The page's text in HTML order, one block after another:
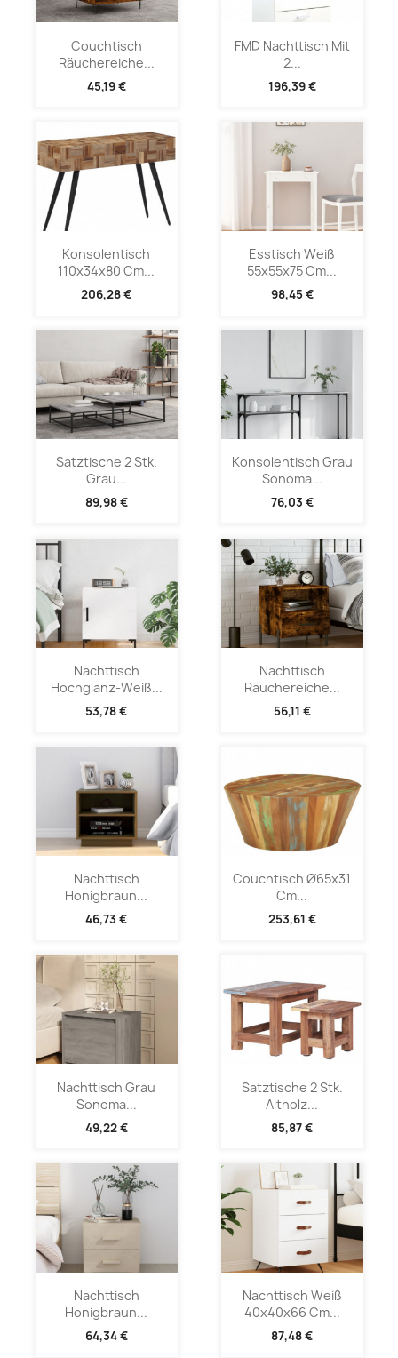
Couchtisch
Räuchereiche...
45,19 €
FMD Nachttisch Mit
2...
196,39 €
Konsolentisch
110x34x80 Cm...
206,28 €
Esstisch Weiß
55x55x75 Cm...
98,45 €
Satztische 2 Stk.
Grau...
89,98 €
Konsolentisch Grau
Sonoma...
76,03 €
Nachttisch
Hochglanz-Weiß...
53,78 €
Nachttisch
Räuchereiche...
56,11 €
Nachttisch
Honigbraun...
46,73 €
Couchtisch Ø65x31
Cm...
253,61 €
Nachttisch Grau
Sonoma...
49,22 €
Satztische 2 Stk.
Altholz...
85,87 €
Nachttisch
Honigbraun...
64,34 €
Nachttisch Weiß
40x40x66 Cm...
87,48 €